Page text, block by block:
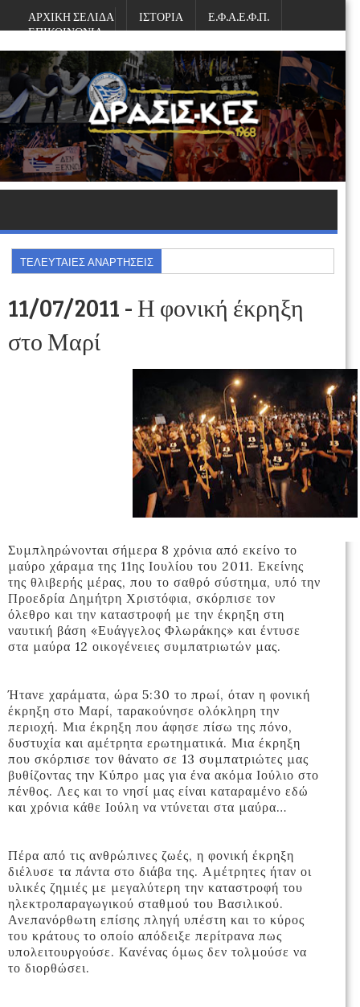
ΑΡΧΙΚΗ ΣΕΛΙΔΑ ΙΣΤΟΡΙΑ
Ε.Φ.Α.Ε.Φ.Π.
ΕΠΙΚΟΙΝΩΝΙΑ
Κυριακή, Αυγούστου 09, 2026
ΤΕΛΕΥΤΑΙΕΣ ΑΝΑΡΤΗΣΕΙΣ
11/07/2011 - Η φονική έκρηξη
στο Μαρί
Συμπληρώνονται σήμερα 8 χρόνια από εκείνο το
μαύρο χάραμα της 11ης Ιουλίου του 2011. Εκείνης
της θλιβερής μέρας, που το σαθρό σύστημα, υπό την
Προεδρία Δημήτρη Χριστόφια, σκόρπισε τον
όλεθρο και την καταστροφή με την έκρηξη στη
ναυτική βάση «Ευάγγελος Φλωράκης» και έντυσε
στα μαύρα 12 οικογένειες συμπατριωτών μας.
Ήτανε χαράματα, ώρα 5:30 το πρωί, όταν η φονική
έκρηξη στο Μαρί, ταρακούνησε ολόκληρη την
περιοχή. Μια έκρηξη που άφησε πίσω της πόνο,
δυστυχία και αμέτρητα ερωτηματικά. Μια έκρηξη
που σκόρπισε τον θάνατο σε 13 συμπατριώτες μας
βυθίζοντας την Κύπρο μας για ένα ακόμα Ιούλιο στο
πένθος. Λες και το νησί μας είναι καταραμένο εδώ
και χρόνια κάθε Ιούλη να ντύνεται στα μαύρα…
Πέρα από τις ανθρώπινες ζωές, η φονική έκρηξη
διέλυσε τα πάντα στο διάβα της. Αμέτρητες ήταν οι
υλικές ζημιές με μεγαλύτερη την καταστροφή του
ηλεκτροπαραγωγικού σταθμού του Βασιλικού.
Ανεπανόρθωτη επίσης πληγή υπέστη και το κύρος
του κράτους το οποίο απόδειξε περίτρανα πως
υπολειτουργούσε. Κανένας όμως δεν τολμούσε να
το διορθώσει.